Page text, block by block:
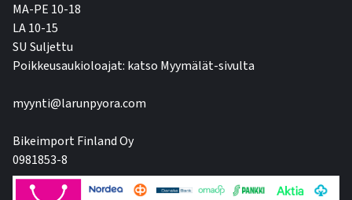
MA-PE 10-18
LA 10-15
SU Suljettu
Poikkeusaukioloajat: katso Myymälät-sivulta
myynti@larunpyora.com
Bikeimport Finland Oy
0981853-8